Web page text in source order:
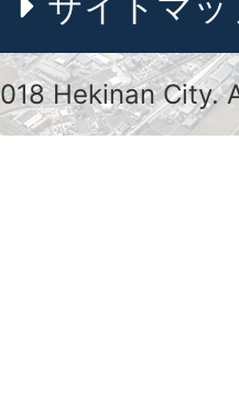
Hekinan City.